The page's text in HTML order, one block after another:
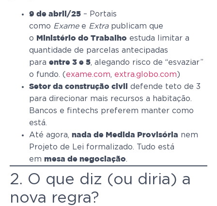
9 de abril/25 – Portais
como Examee Extrapublicam que
o
Ministério do Trabalho estuda limitar a
quantidade de parcelas antecipadas
para entre 3 e 5, alegando risco de “esvaziar”
o fundo. (exame.com, extra.globo.com)
Setor da construção civil
defende teto de 3
para direcionar mais recursos a habitação.
Bancos e fintechs preferem manter como
está.
Até agora, nada de Medida Provisória nem
Projeto de Lei formalizado. Tudo está
em mesa de negociação.
2. O que diz (ou diria) a
nova regra?